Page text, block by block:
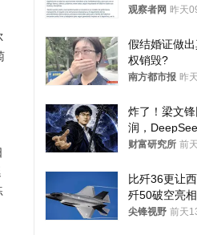
今后应继续在
观察者网 昨天
假结婚证做
权销毁?
南方都市报 昨
炸了！梁文锋
润，
财富研究所 前
比歼36更让
歼50破空亮相
的技术被拿下
尖锋视野 前天